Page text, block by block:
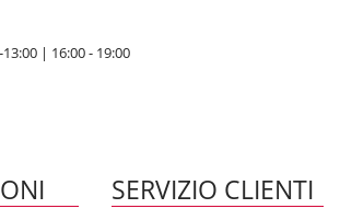
| 16:00 - 19:00
SERVIZIO CLIENTI